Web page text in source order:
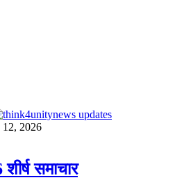
2026
समाचार